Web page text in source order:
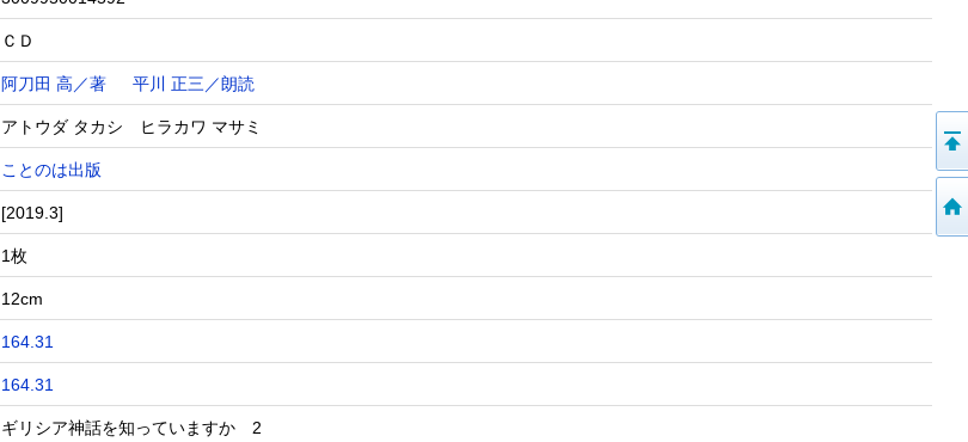
ＣＤ
阿刀田 高／著 平川 正三／朗読
アトウダ タカシ ヒラカワ マサミ
ことのは出版
[2019.3]
1枚
12cm
164.31
164.31
ギリシア神話を知っていますか 2